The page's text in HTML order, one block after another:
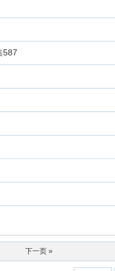
587
下一页 »